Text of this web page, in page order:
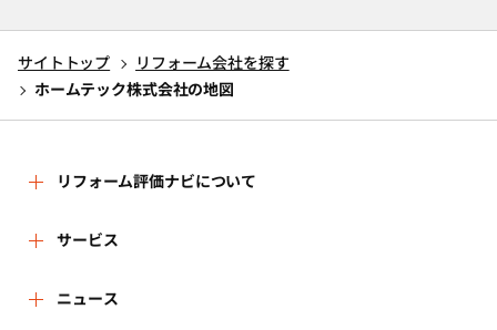
サイトトップ
リフォーム会社を探す
ホームテック株式会社の地図
リフォーム評価ナビについて
リフォーム評価ナビとは
運営体制
サービス
リフォーム会社を探す
ニュース